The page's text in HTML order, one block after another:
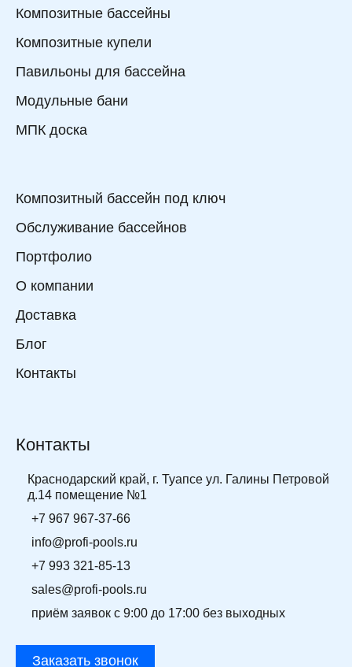
Композитные бассейны
Композитные купели
Павильоны для бассейна
Модульные бани
МПК доска
Композитный бассейн под ключ
Обслуживание бассейнов
Портфолио
О компании
Доставка
Блог
Контакты
Контакты
Краснодарский край, г. Туапсе ул. Галины Петровой
д.14 помещение №1
+7 967 967-37-66
info@profi-pools.ru
+7 993 321-85-13
sales@profi-pools.ru
приём заявок с 9:00 до 17:00 без выходных
Заказать звонок